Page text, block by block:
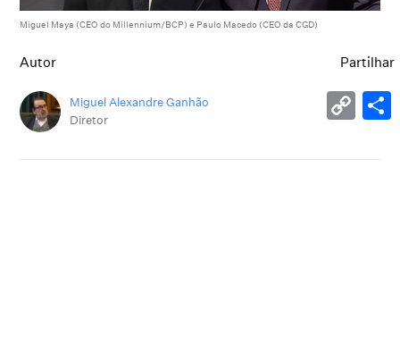
Miguel Maya (CEO do Millennium/BCP) e Paulo Macedo (CEO da CGD)
Autor
Miguel Alexandre Ganhão
Diretor
Partilhar